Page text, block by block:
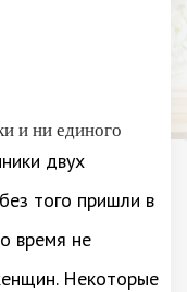
и ни единого
двух
того пришли в
время не
Некоторые